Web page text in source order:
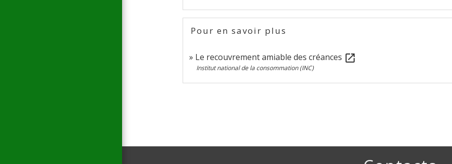
Pour en savoir plus
Le recouvrement amiable des créances open_in_new
Institut national de la consommation (INC)